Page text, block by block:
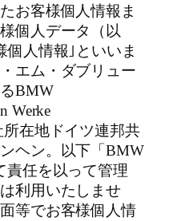
お客様個人情報ま
個人データ（以
個人情報｣といいま
エム・ダブリュー
BMW
Werke
所在地ドイツ連邦共
ヘン。以下「BMW
責任を以って管理
利用いたしませ
等でお客様個人情